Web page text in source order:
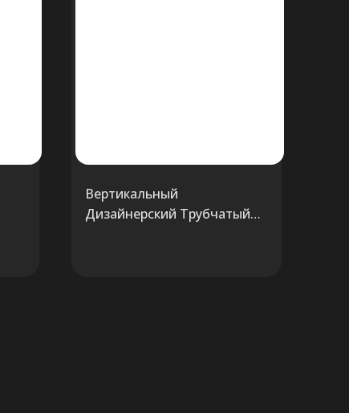
Вертикальный
Дизайнерский Трубчатый